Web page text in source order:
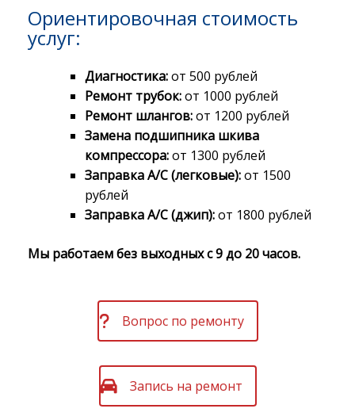
Ориентировочная стоимость
услуг:
Диагностика:от 500 рублей
Ремонт трубок:от 1000 рублей
Ремонт шлангов:от 1200 рублей
Замена подшипника шкива
компрессора:от 1300 рублей
Заправка A/C (легковые):от 1500
рублей
Заправка A/C (джип):от 1800 рублей
Мы работаем без выходных с 9 до 20 часов.
Вопрос по ремонту
Запись на ремонт